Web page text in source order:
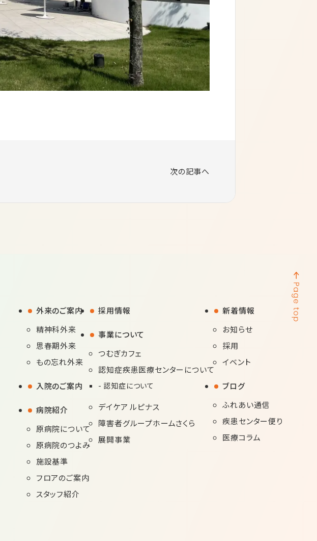
次の記事へ
外来のご案内
精神科外来
思春期外来
もの忘れ外来
入院のご案内
病院紹介
原病院について
原病院のつよみ
施設基準
フロアのご案内
スタッフ紹介
採用情報
事業について
つむぎカフェ
認知症疾患医療センターについて
認知症について
デイケア ルピナス
障害者グループホームさくら
展開事業
新着情報
お知らせ
採用
イベント
ブログ
ふれあい通信
疾患センター便り
医療コラム